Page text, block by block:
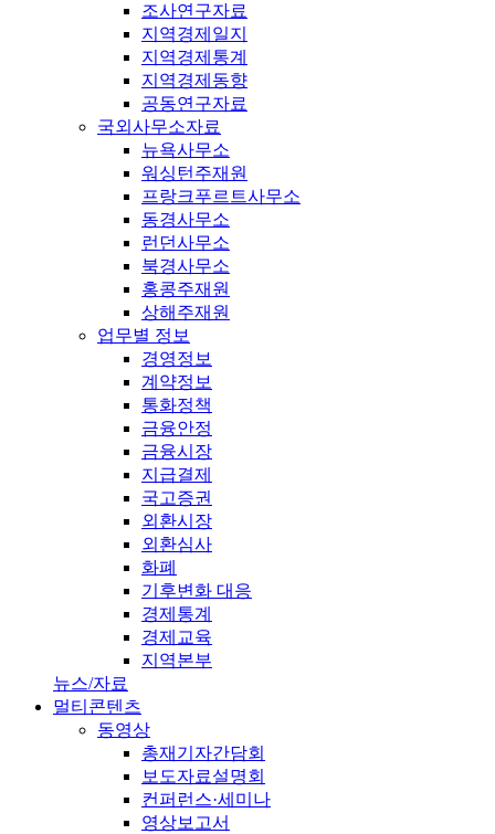
조사연구자료
지역경제일지
지역경제통계
지역경제동향
공동연구자료
국외사무소자료
뉴욕사무소
워싱턴주재원
프랑크푸르트사무소
동경사무소
런던사무소
북경사무소
홍콩주재원
상해주재원
업무별 정보
경영정보
계약정보
통화정책
금융안정
금융시장
지급결제
국고증권
외환시장
외환심사
화폐
기후변화 대응
경제통계
경제교육
지역본부
뉴스/자료
멀티콘텐츠
동영상
총재기자간담회
보도자료설명회
컨퍼런스·세미나
영상보고서